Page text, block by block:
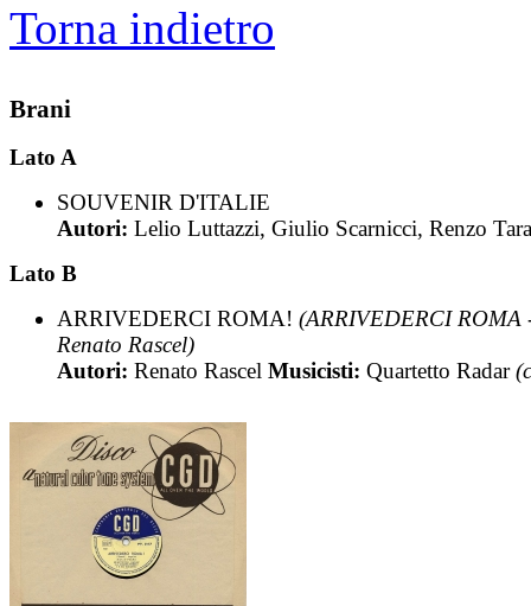
Torna indietro
Brani
Lato A
SOUVENIR D'ITALIE
Autori: Lelio Luttazzi, Giulio Scarnicci, Renzo
Lato B
ARRIVEDERCI ROMA! (ARRIVEDERCI ROMA
Renato Rascel)
Autori: Renato Rascel Musicisti: Quartetto Radar